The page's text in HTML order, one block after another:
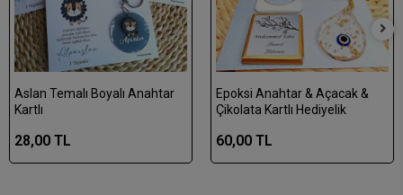
Aslan Temalı Boyalı Anahtar
Kartlı
28,00 TL
Epoksi Anahtar & Açacak &
Çikolata Kartlı Hediyelik
60,00 TL